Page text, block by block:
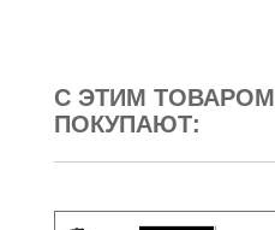
С ЭТИМ ТОВАРОМ
ПОКУПАЮТ: